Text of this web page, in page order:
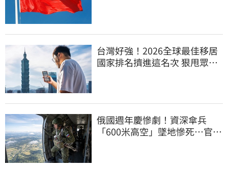
台灣好強！2026全球最佳移居
國家排名擠進這名次 狠甩眾多
俄國週年慶慘劇！資深傘兵
「600米高空」墜地慘死…官方